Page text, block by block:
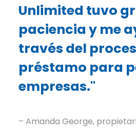
Unlimited tuvo
paciencia y me
través del
préstamo para
empresas."
– Amanda George,